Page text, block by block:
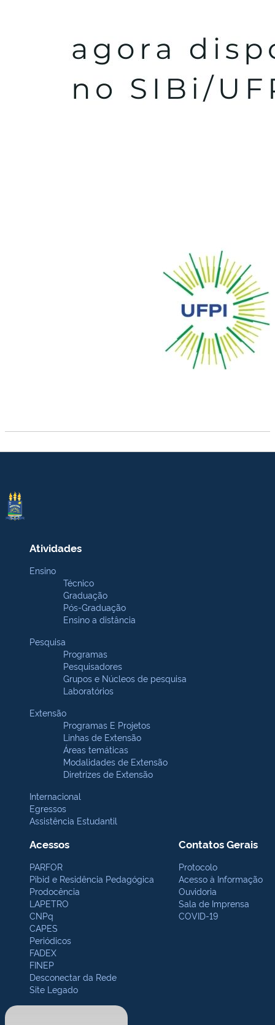
Atividades
Ensino
Técnico
Graduação
Pós-Graduação
Ensino a distância
Pesquisa
Programas
Pesquisadores
Grupos e Núcleos de pesquisa
Laboratórios
Extensão
Programas E Projetos
Linhas de Extensão
Áreas temáticas
Modalidades de Extensão
Diretrizes de Extensão
Internacional
Egressos
Assistência Estudantil
Acessos
PARFOR
Pibid e Residência Pedagógica
Prodocência
LAPETRO
CNPq
CAPES
Periódicos
FADEX
FINEP
Desconectar da Rede
Site Legado
Contatos Gerais
Protocolo
Acesso à Informação
Ouvidoria
Sala de Imprensa
COVID-19